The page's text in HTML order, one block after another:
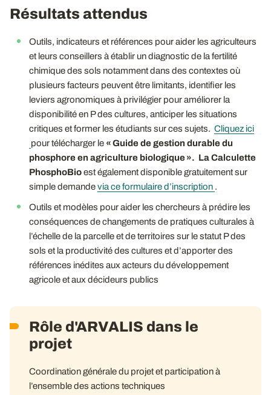
Résultats attendus
Outils, indicateurs et références pour aider les agriculteurs
et leurs conseillers à établir un diagnostic de la fertilité
chimique des sols notamment dans des contextes où
plusieurs facteurs peuvent être limitants, identifier les
leviers agronomiques à privilégier pour améliorer la
disponibilité en P des cultures, anticiper les situations
critiques et former les étudiants sur ces sujets. Cliquez ici
pour télécharger le « Guide de gestion durable du
phosphore en agriculture biologique ». La Calculette
PhosphoBioest également disponible gratuitement sur
simple demandevia ce formulaire d’inscription .
Outils et modèles pour aider les chercheurs à prédire les
conséquences de changements de pratiques culturales à
l’échelle de la parcelle et de territoires sur le statut P des
sols et la productivité des cultures et d’apporter des
références inédites aux acteurs du développement
agricole et aux décideurs publics
Rôle d'ARVALIS dans le
projet
Coordination générale du projet et participation à
l’ensemble des actions techniques